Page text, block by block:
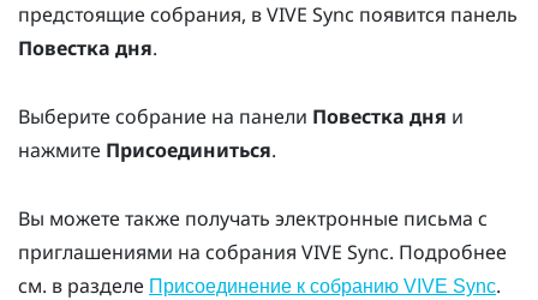
предстоящие собрания, вVIVE Sync появится панель
Повестка дня.
Выберите собрание на панели Повестка дня и
нажмите Присоединиться.
Вы можете также получать электронные письма с
приглашениями на собрания VIVE Sync. Подробнее
см. в разделе Присоединение к собранию VIVE Sync.